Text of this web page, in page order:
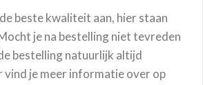
beste kwaliteit aan, hier staan
je na bestelling niet tevreden
bestelling natuurlijk altijd
vind je meer informatie over op